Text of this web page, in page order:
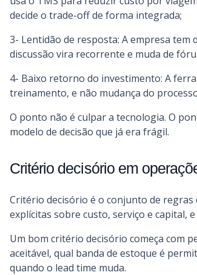
decide o trade-off de forma integrada;
3- Lentidão de resposta: A empresa tem
discussão vira recorrente e muda de
4- Baixo retorno do investimento: A
treinamento, e não mudança do
O ponto não é culpar a tecnologia. O
modelo de decisão que já era frágil.
Critério decisório em
Critério decisório é o conjunto de regras
explícitas sobre custo, serviço e capital,
Um bom critério decisório começa com
aceitável, qual banda de estoque é
quando o lead time muda.